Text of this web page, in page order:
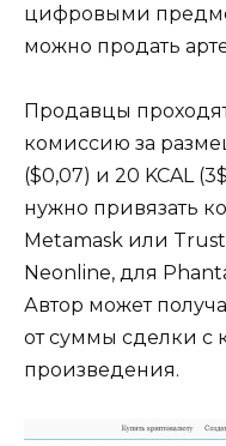
цифровыми
можно продать
Продавцы
комиссию за
($0,07) и 20 KCAL
нужно привязать
Metamask или
Neonline, для
Автор может
от суммы сделки с
произведения.